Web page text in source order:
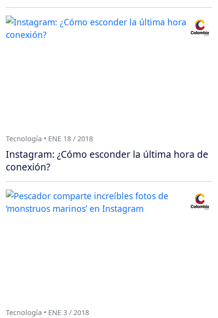
Tecnología • ENE 18 / 2018
Instagram: ¿Cómo esconder la última hora de
conexión?
Tecnología • ENE 3 / 2018